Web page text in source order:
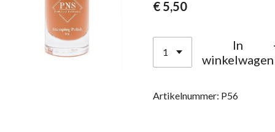
€ 5,50
In
winkelwagen
Artikelnummer: P56